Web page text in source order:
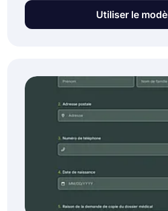
pauvres à avoir de meilleures
Les organisations doivent
temps, commencez par
formulaire de demande de don
maintenant.
Utiliser le